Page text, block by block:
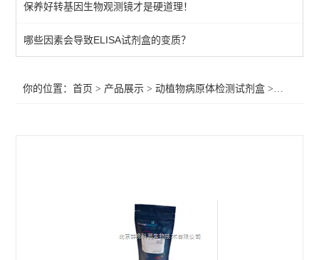
primerdesign水源致病菌检测试剂盒
primerdesign病原体检测试剂试剂盒
primerdesign羊病原体检测试剂盒
保养好转基因生物观测镜才是硬道理！
哪些因素会导致ELISA试剂盒的变质？
你的位置：首页 > 产品展示 >动植物病原体检测试剂盒 >